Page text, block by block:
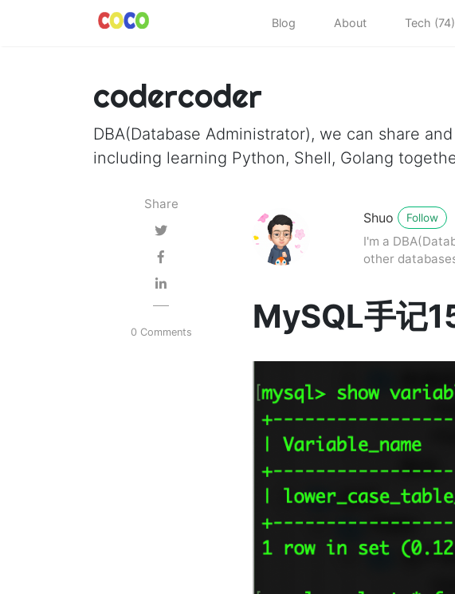
Blog About Tech (74)
codercoder
DBA(Database Administrator), we can share
including learning Python, Shell, Golang
Share
0 Comments
Shuo Follow
I'm a
other
MySQL手记